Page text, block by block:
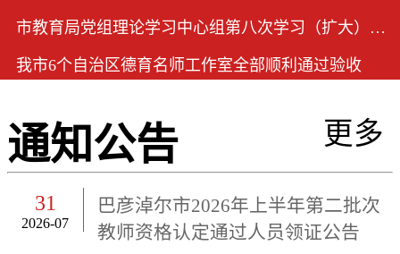
2026-07-03
市教育局党组理论学习中心组第八次学习（扩大）会议召开
2026-06-24
我市6个自治区德育名师工作室全部顺利通过验收
通知公告 更多
31
2026-07
巴彦淖尔市2026年上半年第二批次
教师资格认定通过人员领证公告